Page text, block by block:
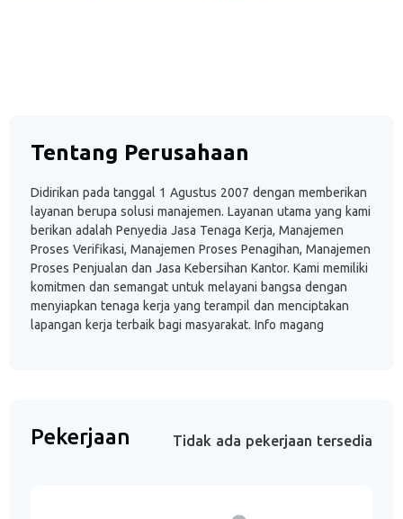
Tentang Perusahaan
Didirikan pada tanggal 1 Agustus 2007 dengan memberikan
layanan berupa solusi manajemen. Layanan utama yang kami
berikan adalah Penyedia Jasa Tenaga Kerja, Manajemen
Proses Verifikasi, Manajemen Proses Penagihan, Manajemen
Proses Penjualan dan Jasa Kebersihan Kantor. Kami memiliki
komitmen dan semangat untuk melayani bangsa dengan
menyiapkan tenaga kerja yang terampil dan menciptakan
lapangan kerja terbaik bagi masyarakat. Info magang
Pekerjaan Tidak ada pekerjaan tersedia